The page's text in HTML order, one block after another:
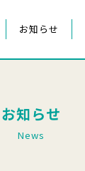
お知らせ
お知らせ
News